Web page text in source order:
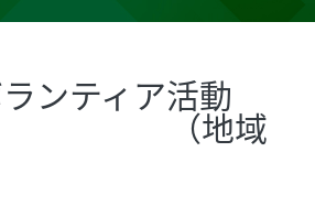
ンティア活動
地域